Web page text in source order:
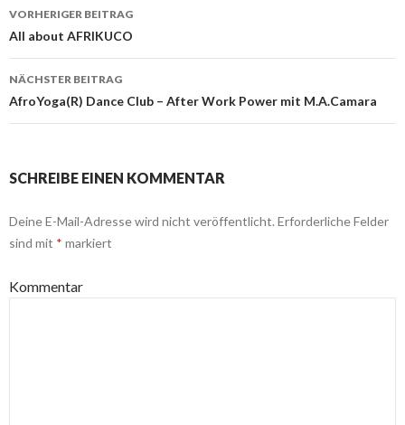
Beitrags-
Navigation
VORHERIGER BEITRAG
All about AFRIKUCO
NÄCHSTER BEITRAG
AfroYoga(R) Dance Club – After Work Power mit M.A.Camara
SCHREIBE EINEN KOMMENTAR
Deine E-Mail-Adresse wird nicht veröffentlicht. Erforderliche Felder
sind mit * markiert
Kommentar